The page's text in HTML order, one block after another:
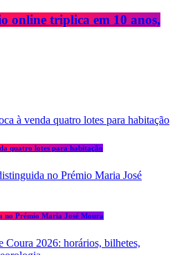
online triplica em 10 anos,
quatro lotes para habitação
no Prémio Maria José Moura